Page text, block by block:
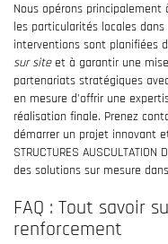
Nous opérons
les particularités locales
interventions sont planifiées
sur siteet à garantir une
partenariats stratégiques
en mesure d'offrir une
réalisation finale. Prenez
démarrer un projet innovant
STRUCTURES
des solutions sur mesure
FAQ : Tout savoir
renforcement